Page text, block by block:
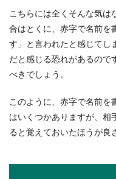
野
練
野
りた
ダ
と
ダイ
こちらには全くそんな気は
合はとくに、赤字で名前を
す」と言われたと感じてし
だと感じる恐れがあるので
べきでしょう。
このように、赤字で名前を
はいくつかありますが、相
ると覚えておいたほうが良